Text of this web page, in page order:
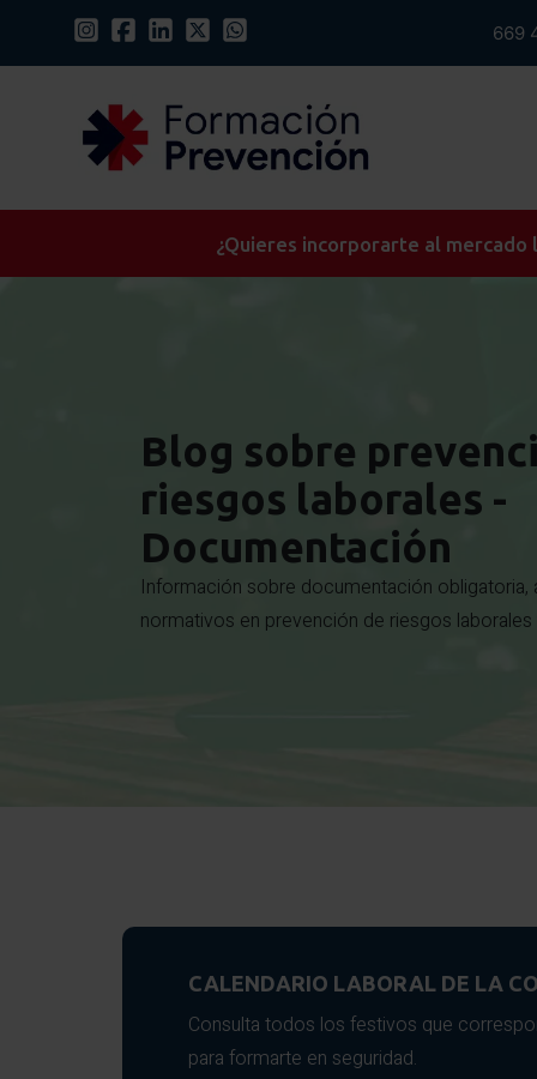
669
¿Quieres incorporarte al
Blog sobre
riesgos laborales -
Documentación
Información sobre documentación
normativos en prevención de riesgos
CALENDARIO LABORAL DE LA
Consulta todos los festivos que
para formarte en seguridad.